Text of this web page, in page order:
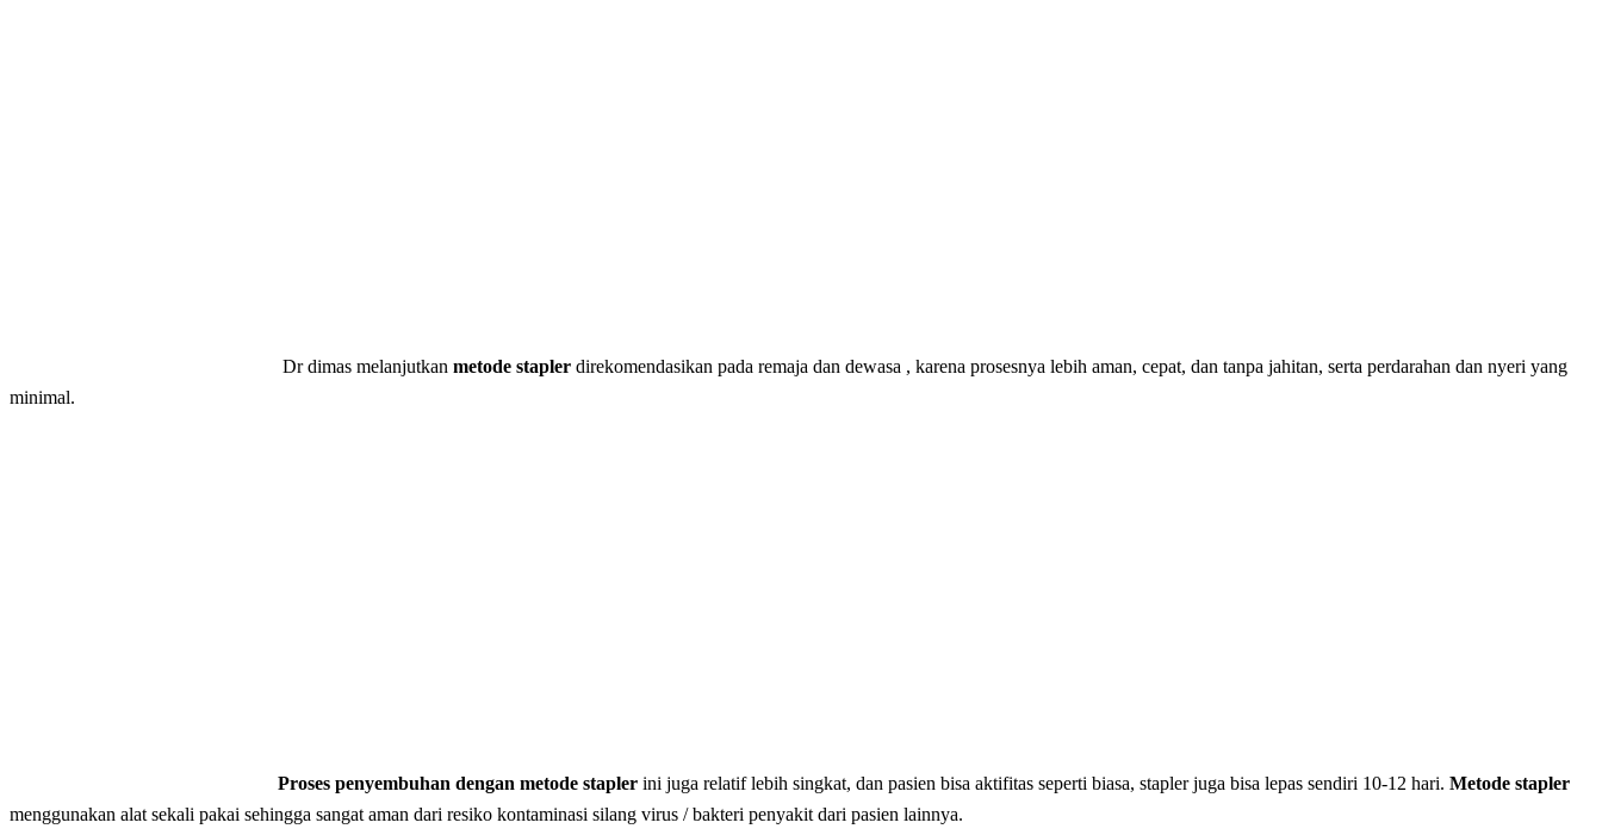
Dr dimas melanjutkan metode stapler direkomendasikan pada remaja dan dewasa , karena prosesnya lebih aman, cepat, dan tanpa jahitan, serta perdarahan dan nyeri yang
minimal.
Proses penyembuhan dengan metode stapler ini juga relatif lebih singkat, dan pasien bisa aktifitas seperti biasa, stapler juga bisa lepas sendiri 10-12 hari. Metode stapler
menggunakan alat sekali pakai sehingga sangat aman dari resiko kontaminasi silang virus / bakteri penyakit dari pasien lainnya.